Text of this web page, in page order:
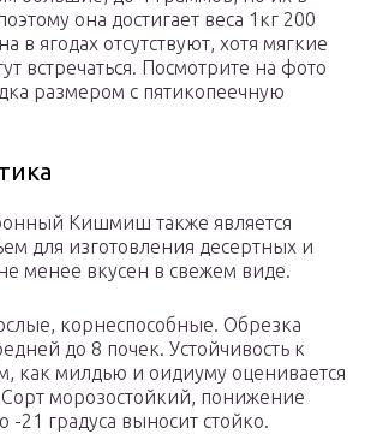
она достигает веса 1кг 200
в ягодах отсутствуют, хотя мягкие
встречаться. Посмотрите на фото
размером с пятикопеечную
Кишмиш также является
для изготовления десертных и
менее вкусен в свежем виде.
корнеспособные. Обрезка
до 8 почек. Устойчивость к
как милдью и оидиуму оценивается
Сорт морозостойкий, понижение
-21 градуса выносит стойко.